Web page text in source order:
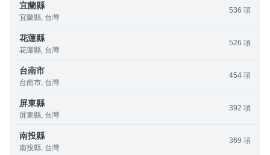
宜蘭縣
宜蘭縣, 台灣
536 項
花蓮縣
花蓮縣, 台灣
526 項
台南市
台南市, 台灣
454 項
屏東縣
屏東縣, 台灣
392 項
南投縣
南投縣, 台灣
369 項